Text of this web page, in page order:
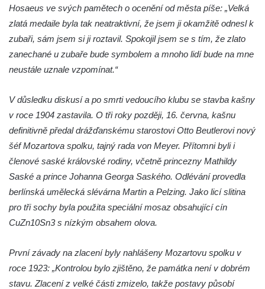
Míru v Mělníku
Kašna Rusalka ve Smetanových sadech v
Plzni
Fontána se sochou Matka s dítětem v
Kopeckého sadech v Plzni
Kašna na Mírovém náměstí v Netolicích
Krakonošova kašna na Krakonošově
náměstí v Trutnově
Kašna Hygie na budově radnice na Horním
náměstí v Olomouci
Herkulova kašna na Horním náměstí v
Hosaeus ve svých pamětech o ocenění od města píše: „Velká
zlatá medaile byla tak neatraktivní, že jsem ji okamžitě odnesl k
zubaři, sám jsem si ji roztavil. Spokojil jsem se s tím, že zlato
zanechané u zubaře bude symbolem a mnoho lidí bude na mne
neustále uznale vzpomínat.“
V důsledku diskusí a po smrti vedoucího klubu se stavba kašny
v roce 1904 zastavila. O tři roky později, 16. června, kašnu
definitivně předal drážďanskému starostovi Otto Beutlerovi nový
šéf Mozartova spolku, tajný rada von Meyer. Přítomni byli i
členové saské královské rodiny, včetně princezny Mathildy
Saské a prince Johanna Georga Saského. Odlévání provedla
berlínská umělecká slévárna Martin a Pelzing. Jako licí slitina
pro tři sochy byla použita speciální mosaz obsahující cín
CuZn10Sn3 s nízkým obsahem olova.
První závady na zlacení byly nahlášeny Mozartovu spolku v
roce 1923: „Kontrolou bylo zjištěno, že památka není v dobrém
stavu. Zlacení z velké části zmizelo, takže postavy působí